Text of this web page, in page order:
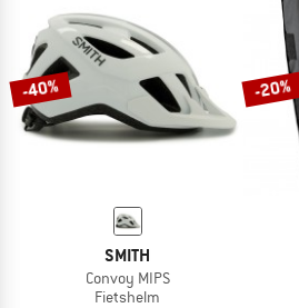
-40%
SMITH
Convoy MIPS
Fietshelm
-20%